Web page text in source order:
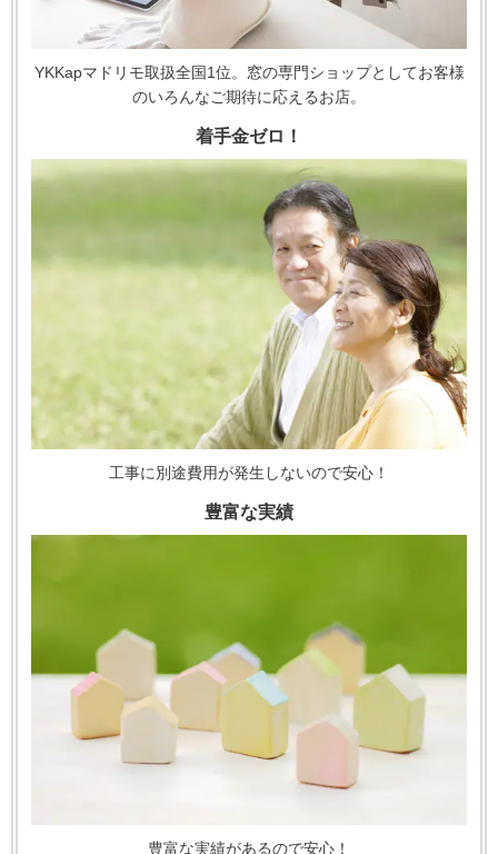
YKKapマドリモ取扱全国1位。窓の専門ショップとしてお客様
のいろんなご期待に応えるお店。
着手金ゼロ！
工事に別途費用が発生しないので安心！
豊富な実績
豊富な実績があるので安心！